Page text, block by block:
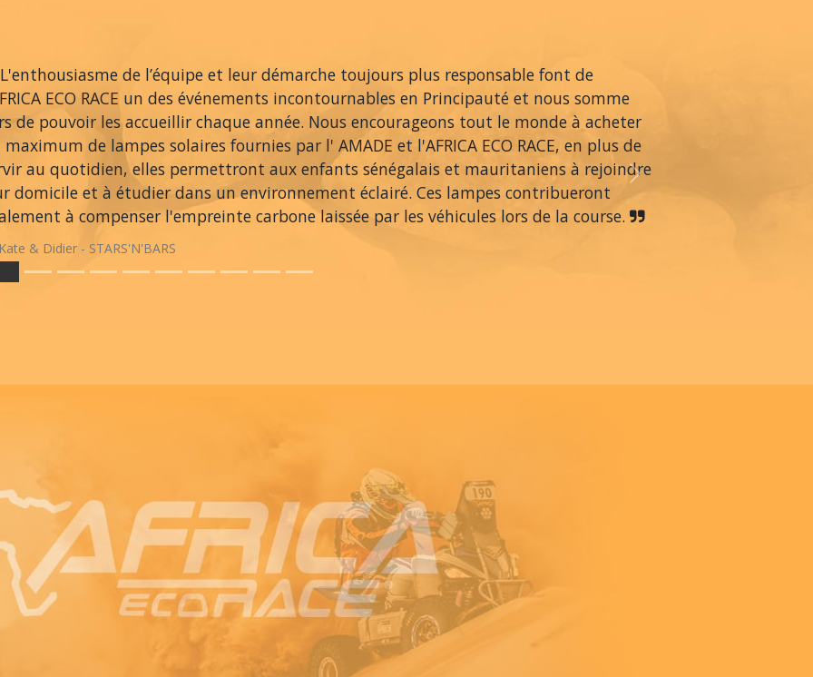
de l’équipe et leur démarche toujours plus responsable font de
ECO RACE un des événements incontournables en Principauté et nous somme
de pouvoir les accueillir chaque année. Nous encourageons tout le monde à acheter
de lampes solaires fournies par l' AMADE et l'AFRICA ECO RACE, en plus de
au quotidien, elles permettront aux enfants sénégalais et mauritaniens à rejoindre
domicile et à étudier dans un environnement éclairé. Ces lampes contribueront
à compenser l'empreinte carbone laissée par les véhicules lors de la course.
& Didier - STARS'N'BARS
Next